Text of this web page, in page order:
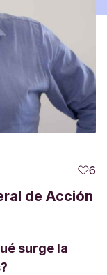
6
de Acción
surge la